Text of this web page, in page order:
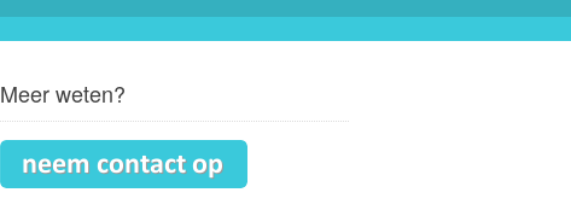
Meer weten?